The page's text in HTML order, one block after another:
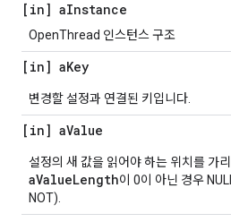
[in] aInstance
OpenThread 인스턴스 구조
[in] aKey
변경할 설정과 연결된 키입니다.
[in] aValue
설정의 새 값을 읽어야 하는 위치를 가
aValueLength이 0이 아닌 경우
NOT).